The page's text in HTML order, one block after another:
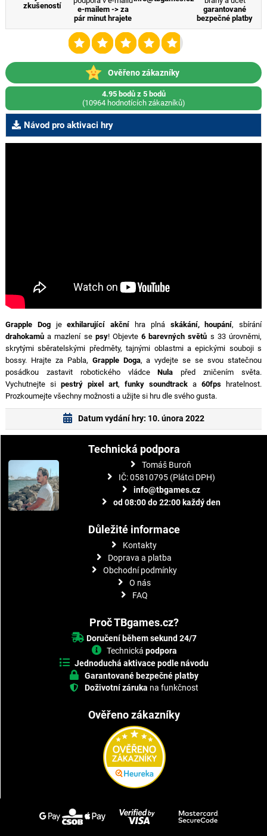
zkušeností
e-mailem -> za
pár minut hrajete
garantované
bezpečné platby
Ověřeno zákazníky
4.95 bodů z 5 bodů
(10964 hodnotících zákazníků)
Návod pro aktivaci hry
Grapple Dogjeexhilarující akční hra plná skákání, houpání, sbírání
drahokamůa mazlení se psy! Objevte6 barevných světů s 33 úrovněmi,
skrytými sběratelskými předměty, tajnými oblastmi a epickými souboji s
bossy. Hrajte za Pabla, Grapple Doga, a vydejte se se svou statečnou
posádkou zastavit robotického vládceNula před zničením světa.
Vychutnejte si pestrý pixel art,funky soundtrack a60fps hratelnost.
Prozkoumejte všechny možnosti a užijte si hru dle svého gusta.
Datum vydání hry: 10. února 2022
Technická podpora
Tomáš Buroň
IČ: 05810795 (Plátci DPH)
info@tbgames.cz
od 08:00 do 22:00 každý den
Důležité informace
Kontakty
Doprava a platba
Obchodní podmínky
O nás
FAQ
Proč TBgames.cz?
Doručení během sekund 24/7
Technická podpora
Jednoduchá aktivace podle návodu
Garantované bezpečné platby
Doživotní záruka na funkčnost
Ověřeno zákazníky